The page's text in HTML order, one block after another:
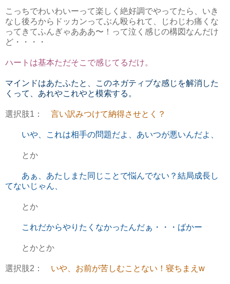
こっちでわいわいーって楽しく絶好調でやってたら、いき
なし後ろからドッカンってぶん殴られて、じわじわ痛くな
ってきてふんぎゃあああ〜！って泣く感じの構図なんだけ
ど・・・・
ハートは基本ただそこで感じてるだけ。
マインドはあたふたと、このネガティブな感じを解消した
くって、あれやこれやと模索する。
選択肢1： 言い訳みつけて納得させとく？
いや、これは相手の問題だよ、あいつが悪いんだよ、
とか
あぁ、あたしまた同じことで悩んでない？結局成長し
てないじゃん、
とか
これだからやりたくなかったんだぁ・・・ばかー
とかとか
選択肢2： いや、お前が苦しむことない！寝ちまえw